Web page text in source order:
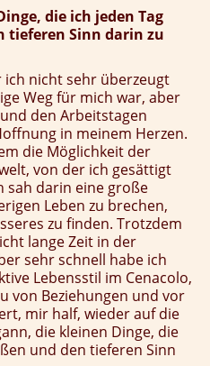
die ich jeden Tag
tieferen Sinn darin zu
ich nicht sehr überzeugt
Weg für mich war, aber
den Arbeitstagen
in meinem Herzen.
die Möglichkeit der
von der ich gesättigt
sah darin eine große
Leben zu brechen,
zu finden. Trotzdem
lange Zeit in der
sehr schnell habe ich
Lebensstil im Cenacolo,
von Beziehungen und vor
mir half, wieder auf die
die kleinen Dinge, die
und den tieferen Sinn